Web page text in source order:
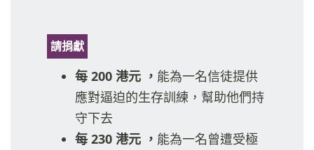
請捐獻
每 200 港元 ， 能為一名信徒提供
應對逼迫的生存訓練，幫助他們持
守下去
每 230 港元 ， 能為一名曾遭受極